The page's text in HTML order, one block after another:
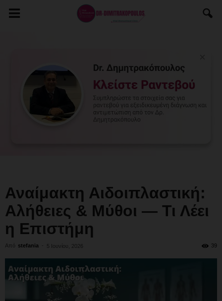
Αναίμακτη Αιδοιπλαστική:
Αλήθειες & Μύθοι — Τι Λέει
η Επιστήμη
Από stefania - 5 Ιουνίου, 2026 39